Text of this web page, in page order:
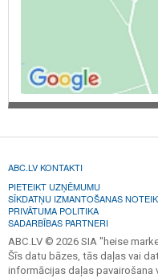
ABC.LV KONTAKTI
PIETEIKT UZŅĒMUMU
SĪKDATŅU IZMANTOŠANAS
PRIVĀTUMA POLITIKA
SADARBĪBAS PARTNERI
ABC.LV © 2026 SIA "heise
Šīs datu bāzes, tās daļas vai
informācijas daļas